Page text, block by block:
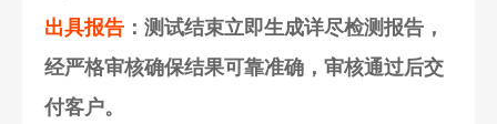
出具报告 ：测试结束立即生成详尽检测报告，
经严格审核确保结果可靠准确，审核通过后交
付客户。